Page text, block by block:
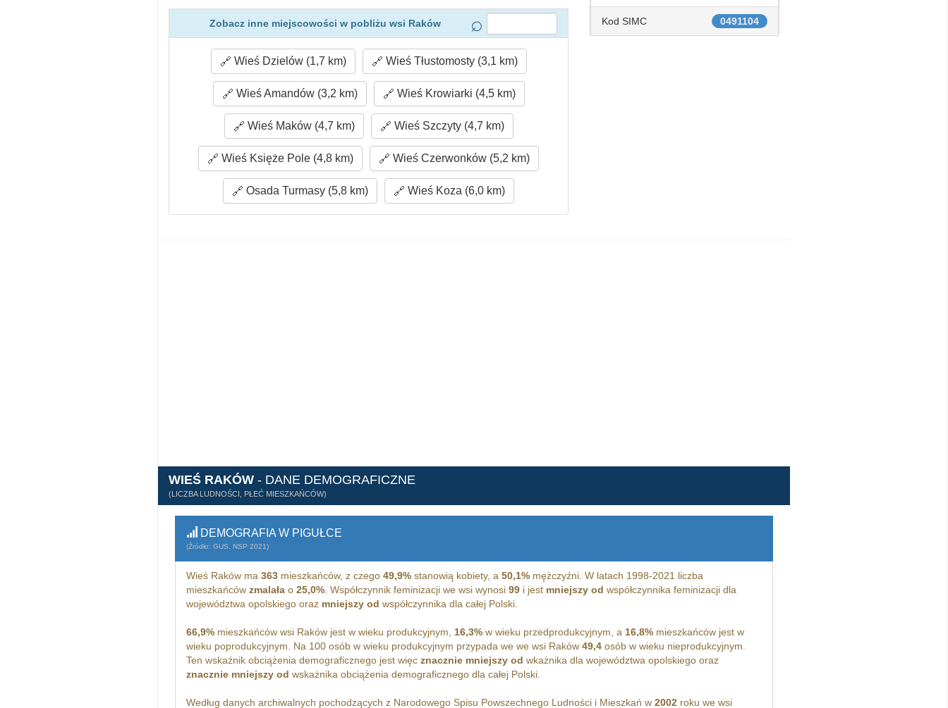
Zobacz inne miejscowości w pobliżu wsi Raków
Wieś Dzielów (1,7 km) Wieś Tłustomosty (3,1 km)
Wieś Amandów (3,2 km) Wieś Krowiarki (4,5 km)
Wieś Maków (4,7 km) Wieś Szczyty (4,7 km)
Wieś Księże Pole (4,8 km) Wieś Czerwonków (5,2 km)
Osada Turmasy (5,8 km) Wieś Koza (6,0 km)
0491104
Kod SIMC
WIEŚ RAKÓW - DANE DEMOGRAFICZNE
(LICZBA LUDNOŚCI, PŁEĆ MIESZKAŃCÓW)
DEMOGRAFIA W PIGUŁCE
(Źródło: GUS, NSP 2021)
Wieś Raków ma 363mieszkańców, z czego 49,9%stanowią kobiety, a 50,1%mężczyźni. W latach 1998-2021 liczba
mieszkańców zmalałao 25,0%. Współczynnik feminizacji we wsi wynosi 99i jest mniejszy od współczynnika feminizacji dla
województwa opolskiego oraz mniejszy od współczynnika dla całej Polski.
66,9%mieszkańców wsi Raków jest w wieku produkcyjnym, 16,3%w wieku przedprodukcyjnym, a 16,8%mieszkańców jest w
wieku poprodukcyjnym. Na 100 osób w wieku produkcyjnym przypada we we wsi Raków 49,4osób w wieku nieprodukcyjnym.
Ten wskaźnik obciążenia demograficznego jest więc znacznie mniejszy od wkażnika dla województwa opolskiego oraz
znacznie mniejszy od wskażnika obciążenia demograficznego dla całej Polski.
Według danych archiwalnych pochodzących z Narodowego Spisu Powszechnego Ludności i Mieszkań w 2002roku we wsi